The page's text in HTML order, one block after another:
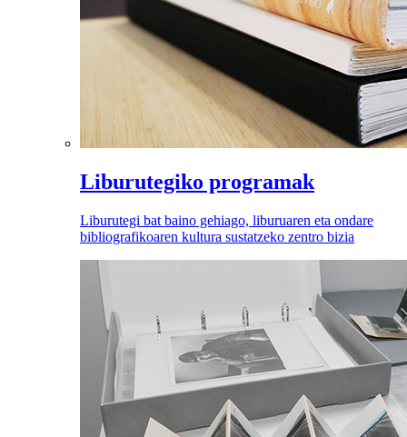
Liburutegiko programak
Liburutegi bat baino gehiago, liburuaren eta ondare
bibliografikoaren kultura sustatzeko zentro bizia